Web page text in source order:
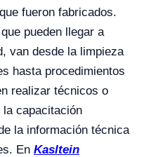
fueron fabricados.
pueden llegar a
van desde la limpieza
hasta procedimientos
realizar técnicos o
la capacitación
la información técnica
En Kasltein